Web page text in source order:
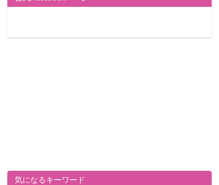
気になるキーワード